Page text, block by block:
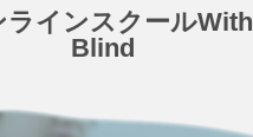
ラインスクールWith
Blind